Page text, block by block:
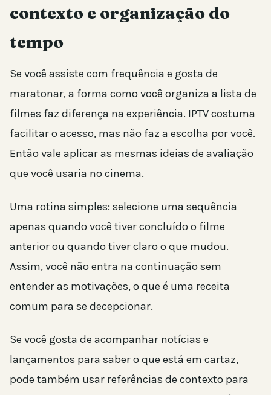
contexto e organização do
tempo
Se você assiste com frequência e gosta de
maratonar, a forma como você organiza a lista de
filmes faz diferença na experiência. IPTV costuma
facilitar o acesso, mas não faz a escolha por você.
Então vale aplicar as mesmas ideias de avaliação
que você usaria no cinema.
Uma rotina simples: selecione uma sequência
apenas quando você tiver concluído o filme
anterior ou quando tiver claro o que mudou.
Assim, você não entra na continuação sem
entender as motivações, o que é uma receita
comum para se decepcionar.
Se você gosta de acompanhar notícias e
lançamentos para saber o que está em cartaz,
pode também usar referências de contexto para